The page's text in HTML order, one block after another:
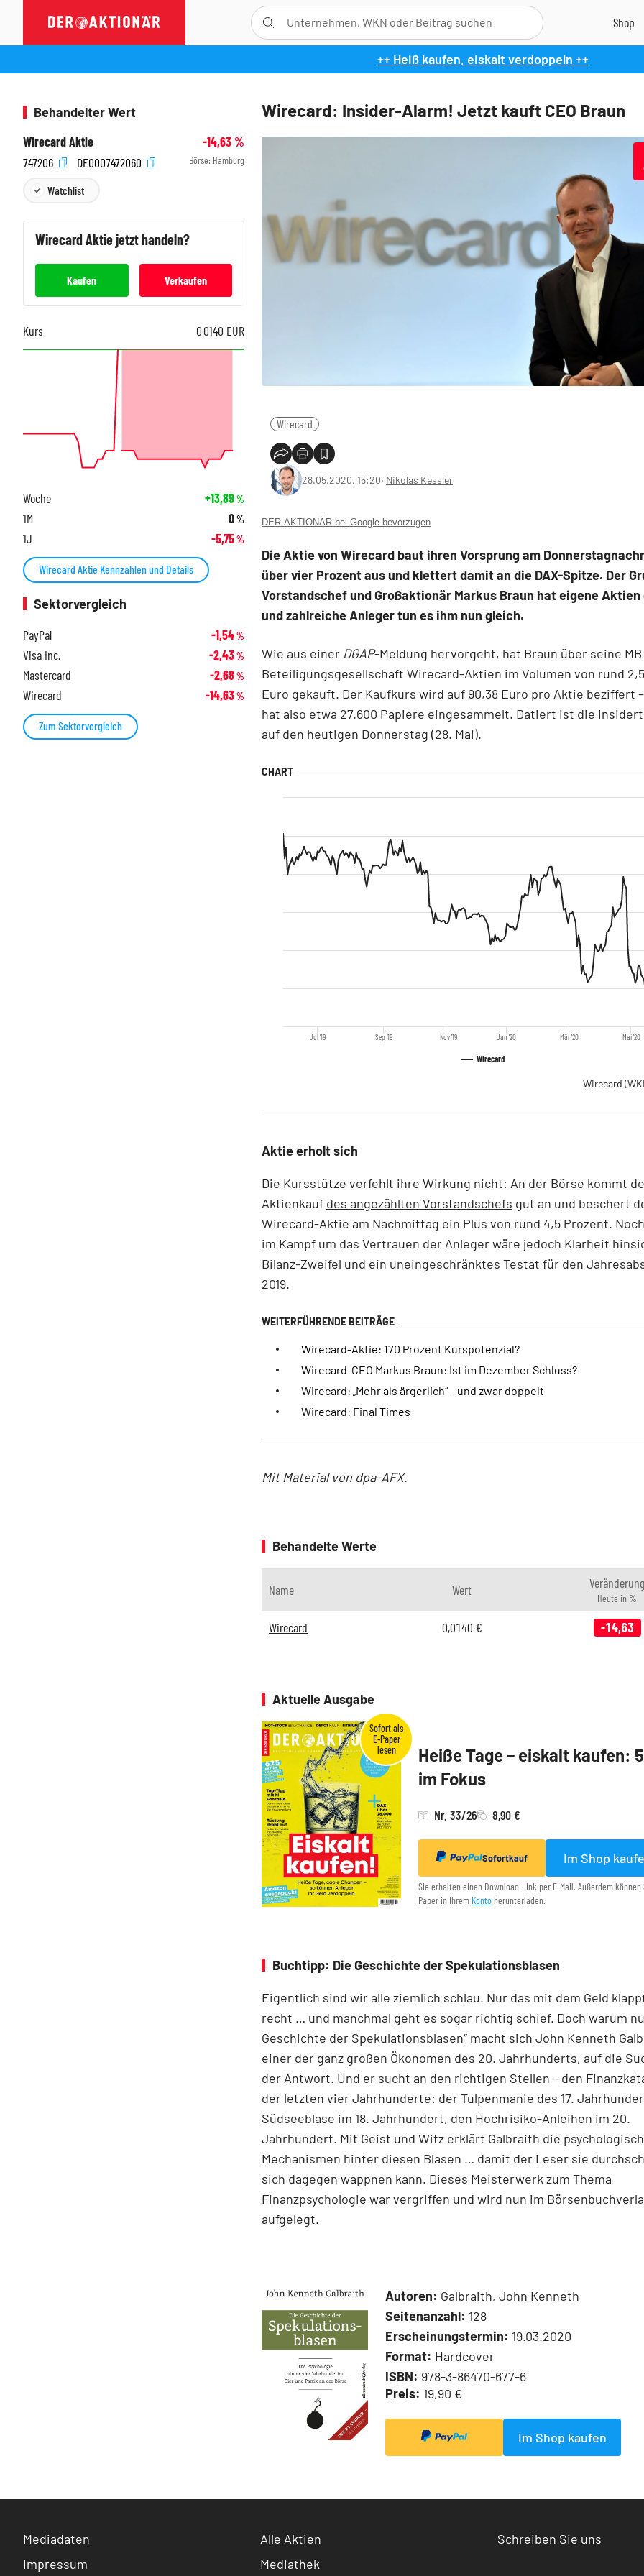
++ Heiß kaufen, eiskalt verdoppeln ++
Wirecard: Insider-Alarm! Jetzt kauft CEO Braun
Wirecard
28.05.2020, 15:20‧ Nikolas Kessler
DER AKTIONÄR bei Google bevorzugen
Die Aktie von Wirecard baut ihren Vorsprung am
über vier Prozent aus und klettert damit an die DAX-Spitze. Der
Vorstandschef und Großaktionär Markus Braun hat eigene
und zahlreiche Anleger tun es ihm nun gleich.
Wie aus einer DGAP-Meldung hervorgeht, hat Braun über seine MB
Beteiligungsgesellschaft Wirecard-Aktien im Volumen von rund
Euro gekauft. Der Kaufkurs wird auf 90,38 Euro pro Aktie beziffert –
hat also etwa 27.600 Papiere eingesammelt. Datiert ist die
auf den heutigen Donnerstag (28. Mai).
Wirecard
Jul '19 Sep '19 Nov '19 Jan '20 Mär '20 Mai '20
Wirecard
Aktie erholt sich
Die Kursstütze verfehlt ihre Wirkung nicht: An der Börse kommt
Aktienkauf des angezählten Vorstandschefs gut an und beschert
Wirecard-Aktie am Nachmittag ein Plus von rund 4,5 Prozent.
im Kampf um das Vertrauen der Anleger wäre jedoch Klarheit
Bilanz-Zweifel und ein uneingeschränktes Testat für den
2019.
Wirecard-Aktie: 170 Prozent Kurspotenzial?
Wirecard-CEO Markus Braun: Ist im Dezember Schluss?
Wirecard: „Mehr als ärgerlich“ – und zwar doppelt
Wirecard: Final Times
Mit Material von dpa-AFX.
Behandelte Werte
Name Wert Veränderung
Heute in %
Wirecard 0,0140 € -14,63
Aktuelle Ausgabe
Heiße Tage – eiskalt kaufen:
im Fokus
Nr. 33/26 8,90 €
Sofortkauf Im Shop
Sie erhalten einen Download-Link per E-Mail. Außerdem
Paper in Ihrem Konto herunterladen.
Buchtipp: Die Geschichte der Spekulationsblasen
Eigentlich sind wir alle ziemlich schlau. Nur das mit dem Geld
recht … und manchmal geht es sogar richtig schief. Doch warum
Geschichte der Spekulationsblasen“ macht sich John Kenneth
einer der ganz großen Ökonomen des 20. Jahrhunderts, auf die
der Antwort. Und er sucht an den richtigen Stellen – den
der letzten vier Jahrhunderte: der Tulpenmanie des 17.
Südseeblase im 18. Jahrhundert, den Hochrisiko-Anleihen im 20.
Jahrhundert. Mit Geist und Witz erklärt Gal­braith die
Mechanismen hinter diesen Blasen … damit der Leser sie
sich dagegen wappnen kann. Dieses Meisterwerk zum Thema
Finanzpsychologie war vergriffen und wird nun im
aufgelegt.
Autoren: Galbraith, John Kenneth
Seitenanzahl: 128
Erscheinungstermin: 19.03.2020
Format: Hardcover
ISBN: 978-3-86470-677-6
Preis: 19,90 €
Im Shop kaufen
Behandelter Wert
Wirecard Aktie
-14,63%
747206
DE0007472060 Börse: Hamburg
Watchlist
WirecardAktie jetzt handeln?
Kaufen Verkaufen
Kurs 0,0140 EUR
Woche +13,89%
1M 0%
1J -5,75%
Wirecard Aktie Kennzahlen und Details
Sektorvergleich
PayPal
-1,54%
Visa Inc. -2,43%
Mastercard -2,68%
Wirecard -14,63%
Zum Sektorvergleich
Mediadaten
Impressum
Alle Aktien
Mediathek
Schreiben Sie uns